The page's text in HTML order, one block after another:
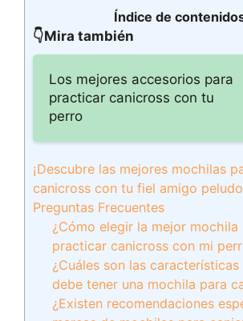
Índice de
👇Mira también
Los mejores accesorios para
practicar canicross con tu
perro
¡Descubre las mejores mochilas
canicross con tu fiel amigo
Preguntas Frecuentes
¿Cómo elegir la mejor mochila
practicar canicross con mi
¿Cuáles son las
debe tener una mochila para
¿Existen recomendaciones